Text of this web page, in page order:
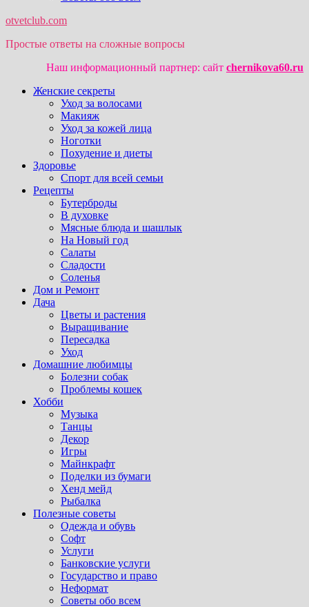
otvetclub.com
Простые ответы на сложные вопросы
Наш информационный партнер: сайт chernikova60.ru
Женские секреты
Уход за волосами
Макияж
Уход за кожей лица
Ноготки
Похудение и диеты
Здоровье
Спорт для всей семьи
Рецепты
Бутерброды
В духовке
Мясные блюда и шашлык
На Новый год
Салаты
Сладости
Соленья
Дом и Ремонт
Дача
Цветы и растения
Выращивание
Пересадка
Уход
Домашние любимцы
Болезни собак
Проблемы кошек
Хобби
Музыка
Танцы
Декор
Игры
Майнкрафт
Поделки из бумаги
Хенд мейд
Рыбалка
Полезные советы
Одежда и обувь
Софт
Услуги
Банковские услуги
Государство и право
Неформат
Советы обо всем